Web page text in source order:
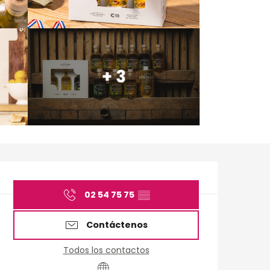
+ 3
y datos de
02 54 75 75 ▒▒
Contáctenos
Todos los contactos